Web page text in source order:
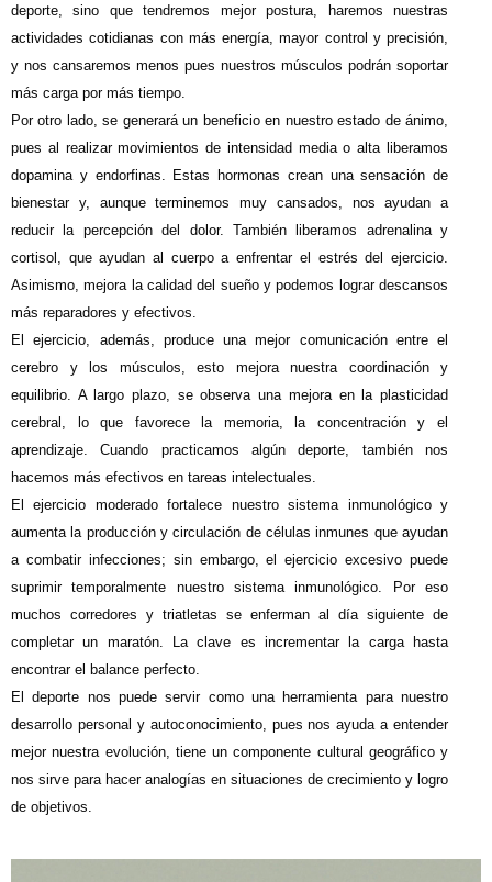
deporte, sino que tendremos mejor postura, haremos nuestras
actividades cotidianas con más energía, mayor control y precisión,
y nos cansaremos menos pues nuestros músculos podrán soportar
más carga por más tiempo.
Por otro lado, se generará un beneficio en nuestro estado de ánimo,
pues al realizar movimientos de intensidad media o alta liberamos
dopamina y endorfinas. Estas hormonas crean una sensación de
bienestar y, aunque terminemos muy cansados, nos ayudan a
reducir la percepción del dolor. También liberamos adrenalina y
cortisol, que ayudan al cuerpo a enfrentar el estrés del ejercicio.
Asimismo, mejora la calidad del sueño y podemos lograr descansos
más reparadores y efectivos.
El ejercicio, además, produce una mejor comunicación entre el
cerebro y los músculos, esto mejora nuestra coordinación y
equilibrio. A largo plazo, se observa una mejora en la plasticidad
cerebral, lo que favorece la memoria, la concentración y el
aprendizaje. Cuando practicamos algún deporte, también nos
hacemos más efectivos en tareas intelectuales.
El ejercicio moderado fortalece nuestro sistema inmunológico y
aumenta la producción y circulación de células inmunes que ayudan
a combatir infecciones; sin embargo, el ejercicio excesivo puede
suprimir temporalmente nuestro sistema inmunológico. Por eso
muchos corredores y triatletas se enferman al día siguiente de
completar un maratón. La clave es incrementar la carga hasta
encontrar el balance perfecto.
El deporte nos puede servir como una herramienta para nuestro
desarrollo personal y autoconocimiento, pues nos ayuda a entender
mejor nuestra evolución, tiene un componente cultural geográfico y
nos sirve para hacer analogías en situaciones de crecimiento y logro
de objetivos.